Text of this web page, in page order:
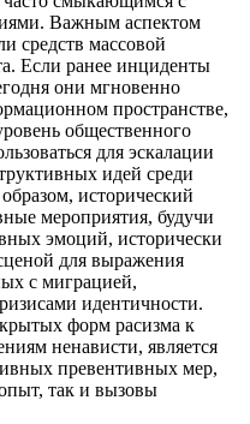
Важным аспектом
средств массовой
Если ранее инциденты
они мгновенно
пространстве,
общественного
для эскалации
идей среди
исторический
мероприятия, будучи
эмоций, исторически
для выражения
с миграцией,
идентичности.
форм расизма к
ненависти, является
превентивных мер,
так и вызовы